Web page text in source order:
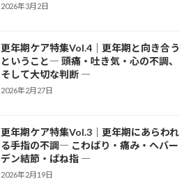
2026年3月2日
更年期ケア特集Vol.4｜更年期と向き合う
ということ― 頭痛・吐き気・心の不調、
そして大切な判断 ―
2026年2月27日
更年期ケア特集Vol.3｜更年期にあらわれ
る手指の不調― こわばり・痛み・ヘバー
デン結節・ばね指 ―
2026年2月19日